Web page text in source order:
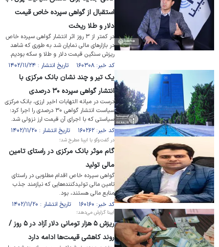
استقبال از گواهی سپرده خاص قیمت
دلار و طلا ریخت
در کمتر از ۳ روز اثر انتشار گواهی سپرده خاص
در بازار‌های مالی نمایان شد به طوری که شاهد
ریزش سنگین قیمت دلار و طلا و سکه بودیم.
کد خبر: ۱۶۰۳۰۸ تاریخ انتشار : ۱۴۰۲/۱۱/۲۴
یک تیر و چند نشان بانک مرکزی با
انتشار گواهی سپرده ۳۰ درصدی
درست در میانه التهابات اخیر ارزی، بانک مرکزی
سیاست انتشار گواهی ۳۰ درصدی را اجرا کرد؛
سیاستی که با اجرای آن قیمت ارز نزولی شد.
کد خبر: ۱۶۰۲۶۲ تاریخ انتشار : ۱۴۰۲/۱۱/۲۰
در گفت‌وگو با ایبِنا مطرح شد؛
گام موثر بانک مرکزی در راستای تامین
مالی تولید
گواهی سپرده خاص اقدام مطلوبی در راستای
تامین مالی تولیدکننده‌هایی که نیازمند جذب
منابع مالی هستند، بود.
کد خبر: ۱۶۰۱۶۰ تاریخ انتشار : ۱۴۰۲/۱۱/۲۰
ایبنا گزارش می‌دهد؛
ریزش ۵ هزار تومانی دلار آزاد در ۵ روز /
روند کاهشی قیمت‌ها ادامه دارد